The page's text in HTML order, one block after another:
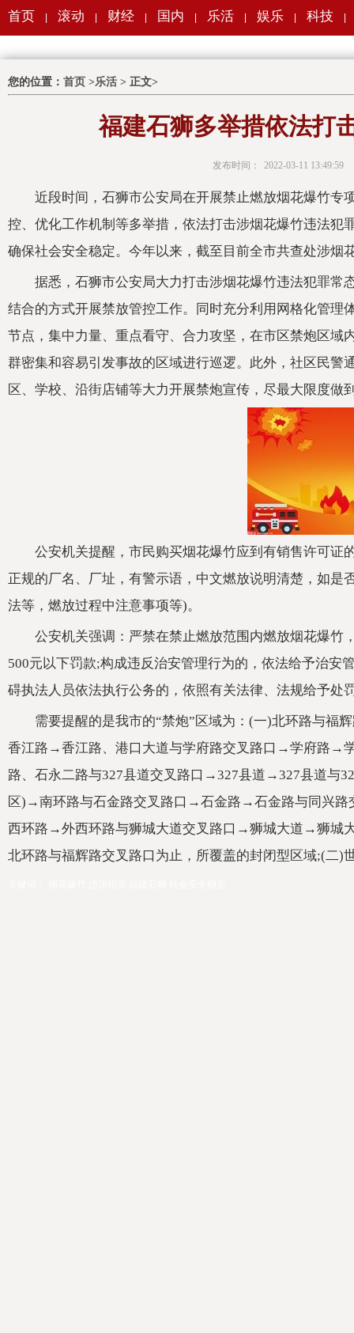
首页 滚动 财经 国内 乐活 娱乐 科技
您的位置： 首页 >乐活 > 正文>
福建石狮多举措依法打
发布时间： 2022-03-11 13:49:59
近段时间，石狮市公安局在开展禁止燃放烟花爆竹专
控、优化工作机制等多举措，依法打击涉烟花爆竹违法犯
确保社会安全稳定。今年以来，截至目前全市共查处涉烟
据悉，石狮市公安局大力打击涉烟花爆竹违法犯罪常
结合的方式开展禁放管控工作。同时充分利用网格化管理
节点，集中力量、重点看守、合力攻坚，在市区禁炮区域
群密集和容易引发事故的区域进行巡逻。此外，社区民警
区、学校、沿街店铺等大力开展禁炮宣传，尽最大限度做
公安机关提醒，市民购买烟花爆竹应到有销售许可证
正规的厂名、厂址，有警示语，中文燃放说明清楚，如
法等，燃放过程中注意事项等)。
公安机关强调：严禁在禁止燃放范围内燃放烟花爆竹
500元以下罚款;构成违反治安管理行为的，依法给予治安
碍执法人员依法执行公务的，依照有关法律、法规给予处
需要提醒的是我市的“禁炮”区域为：(一)北环路与
香江路→香江路、港口大道与学府路交叉路口→学府路→
路、石永二路与327县道交叉路口→327县道→327县道与
区)→南环路与石金路交叉路口→石金路→石金路与同兴
西环路→外西环路与狮城大道交叉路口→狮城大道→狮
北环路与福辉路交叉路口为止，所覆盖的封闭型区域;(二)